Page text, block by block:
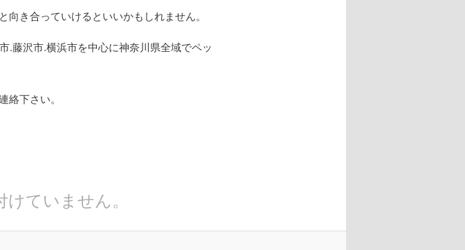
き合っていけるといいかもしれません。
.藤沢市.横浜市を中心に神奈川県全域でペッ
下さい。
ていません。